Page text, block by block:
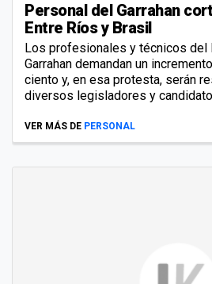
Personal del Garrahan
Entre Ríos y Brasil
Los profesionales y técnicos del
Garrahan demandan un
ciento y, en esa protesta, serán
diversos legisladores y
VER MÁS DE PERSONAL